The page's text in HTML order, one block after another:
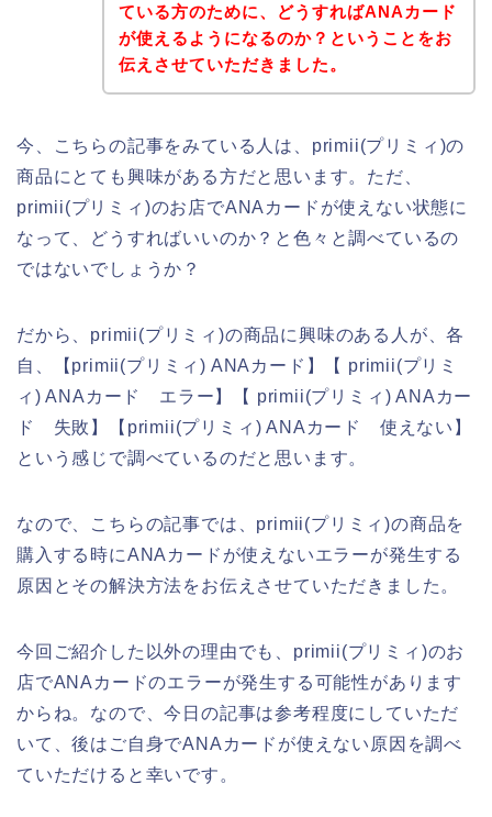
ている方のために、どうすればANAカード
が使えるようになるのか？ということをお
伝えさせていただきました。
今、こちらの記事をみている人は、primii(プリミィ)の
商品にとても興味がある方だと思います。ただ、
primii(プリミィ)のお店でANAカードが使えない状態に
なって、どうすればいいのか？と色々と調べているの
ではないでしょうか？
だから、primii(プリミィ)の商品に興味のある人が、各
自、【primii(プリミィ) ANAカード】【 primii(プリミ
ィ) ANAカード エラー】【 primii(プリミィ) ANAカー
ド 失敗】【primii(プリミィ) ANAカード 使えない】
という感じで調べているのだと思います。
なので、こちらの記事では、primii(プリミィ)の商品を
購入する時にANAカードが使えないエラーが発生する
原因とその解決方法をお伝えさせていただきました。
今回ご紹介した以外の理由でも、primii(プリミィ)のお
店でANAカードのエラーが発生する可能性があります
からね。なので、今日の記事は参考程度にしていただ
いて、後はご自身でANAカードが使えない原因を調べ
ていただけると幸いです。